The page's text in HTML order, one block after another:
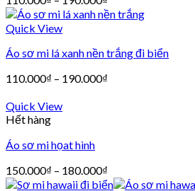
Quick View
Áo sơ mi lá xanh nền trắng đi biển
110.000₫ – 190.000₫
Quick View
Hết hàng
Áo sơ mi họat hình
150.000₫ – 180.000₫